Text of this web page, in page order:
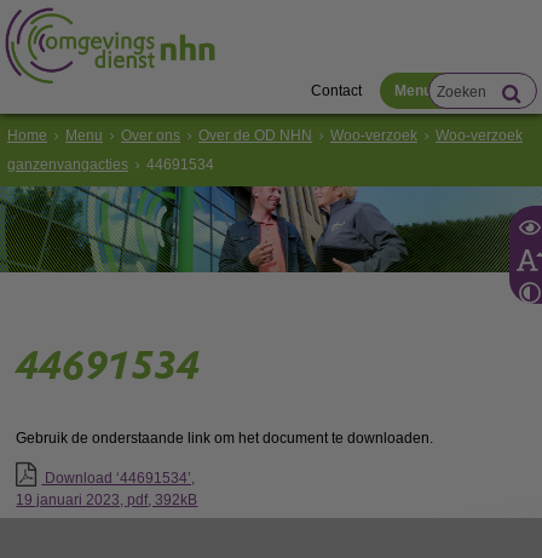
Contact Menu
Home Menu Over ons Over de OD NHN Woo-verzoek
Woo-verzoek
ganzenvangacties
44691534
44691534
Gebruik de onderstaande link om het document te downloaden.
Download ‘44691534’,
19 januari 2023, pdf, 392kB